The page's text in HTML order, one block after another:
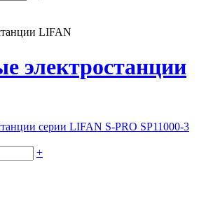
LIFAN
электростанции
серии LIFAN S-PRO SP11000-3
+